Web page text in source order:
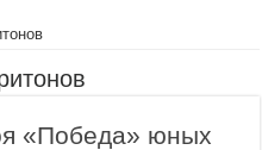
«Победа» юных